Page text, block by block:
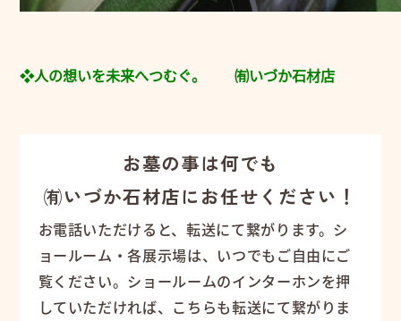
❖人の想いを未来へつむぐ。 ㈲いづか石材店
お墓の事は何でも
㈲いづか石材店にお任せください！
お電話いただけると、転送にて繋がります。シ
ョールーム・各展示場は、いつでもご自由にご
覧ください。ショールームのインターホンを押
していただければ、こちらも転送にて繋がりま